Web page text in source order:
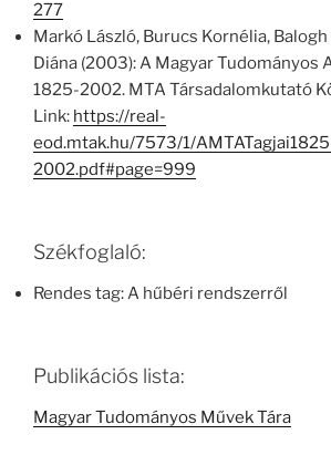
277
Markó László, Burucs Kornélia,
Diána (2003): A Magyar Tudományos
1825-2002. MTA Társadalomkutató
Link: https://real-
eod.mtak.hu/7573/1/
2002.pdf#page=999
Székfoglaló:
Rendes tag: A hűbéri rendszerről
Publikációs lista:
Magyar Tudományos Művek Tára